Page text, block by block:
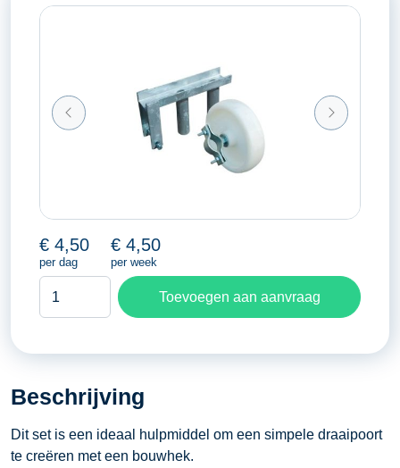
€ 4,50
per dag
€ 4,50
per week
Evenementen
bouwhekscharnier
wiel
Toevoegen aan aanvraag
Beschrijving
Dit set is een ideaal hulpmiddel om een simpele draaipoort
te creëren met een bouwhek.